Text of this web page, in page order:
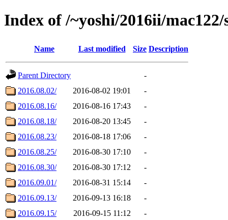
Index of /~yoshi/2016ii/mac122/
Name Last modified Size Description
Parent Directory
-
2016.08.02/
2016-08-02 19:01
-
2016.08.16/
2016-08-16 17:43
-
2016.08.18/
2016-08-20 13:45
-
2016.08.23/
2016-08-18 17:06
-
2016.08.25/
2016-08-30 17:10
-
2016.08.30/
2016-08-30 17:12
-
2016.09.01/
2016-08-31 15:14
-
2016.09.13/
2016-09-13 16:18
-
2016.09.15/
2016-09-15 11:12
-